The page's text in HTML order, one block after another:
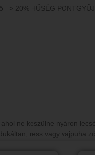
20% HŰSÉG
ne készülne nyáron
ress vagy vajpuha